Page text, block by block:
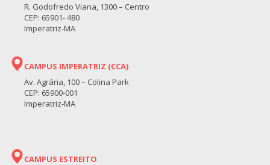
R. Godofredo Viana, 1300 – Centro
CEP: 65901- 480
Imperatriz-MA
CAMPUS IMPERATRIZ (CCA)
Av. Agrária, 100 – Colina Park
CEP: 65900-001
Imperatriz-MA
CAMPUS ESTREITO